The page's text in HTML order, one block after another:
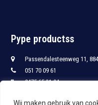
Wij maken gebruik van
Pype productss
Passendalesteenweg 11,
051 70 09 61
0475 65 21 94